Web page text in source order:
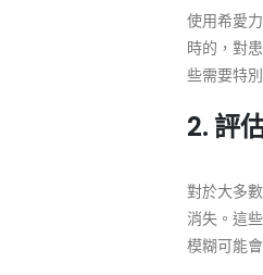
使用希愛
時的，對
些需要特
2. 評
對於大多
消失。這
模糊可能